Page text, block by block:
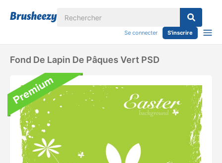
Se connecter S'inscrire
Fond De Lapin De Pâques Vert PSD